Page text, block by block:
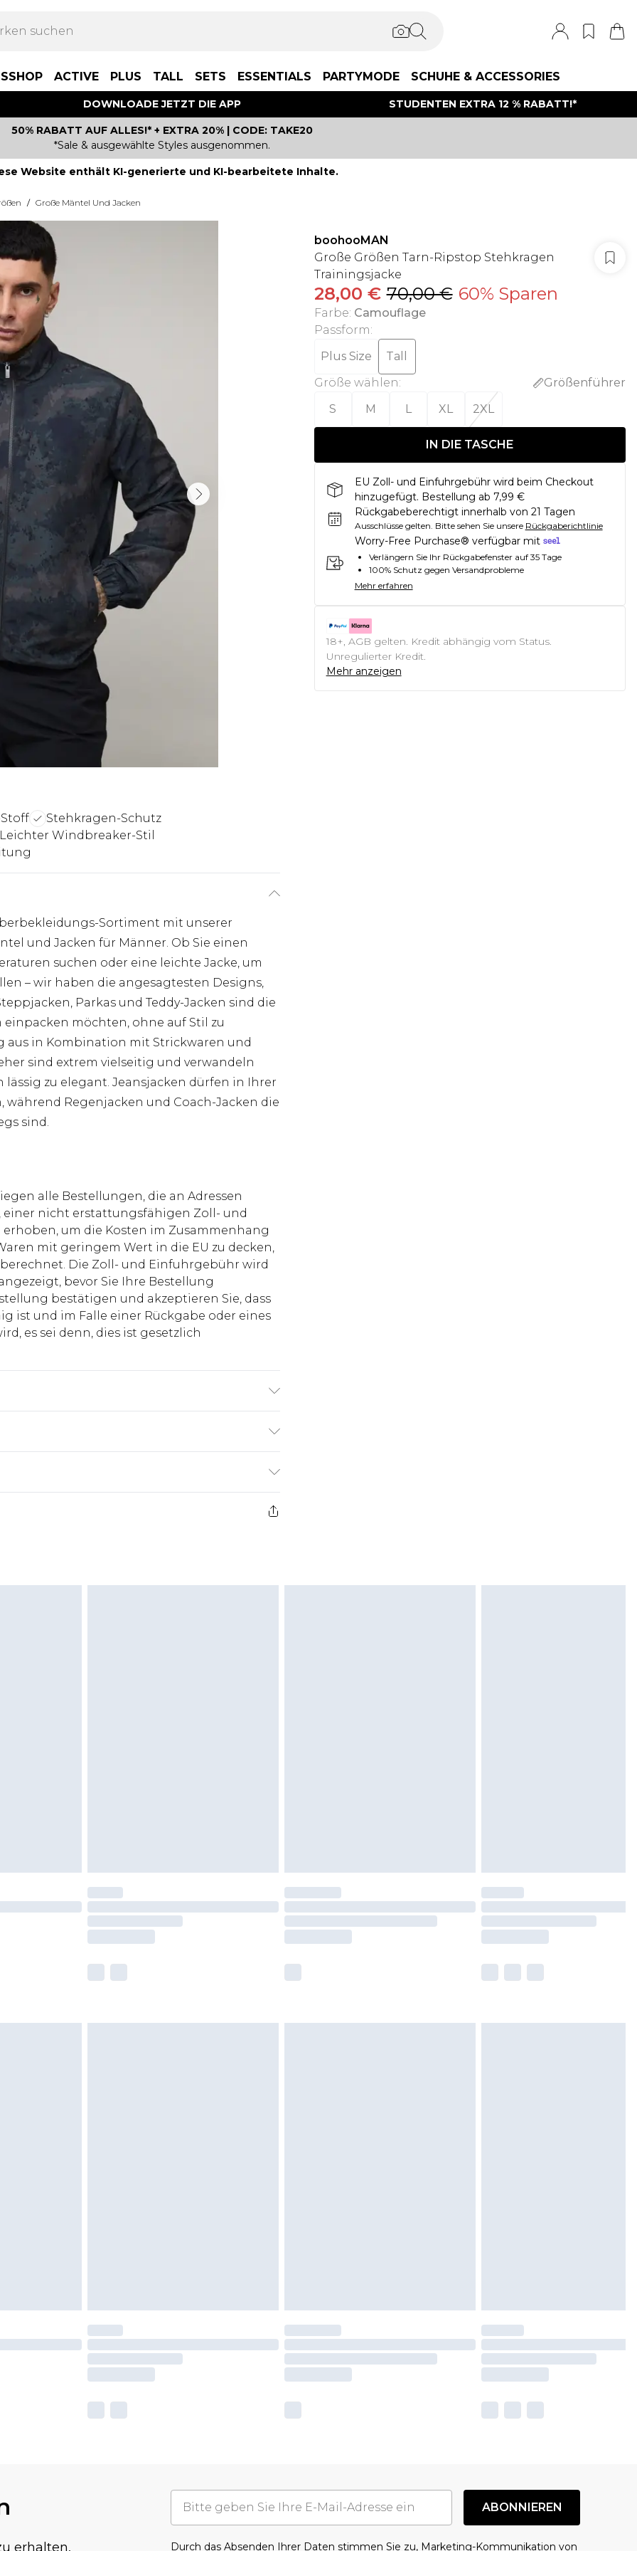
ACTIVE PLUS TALL SETS ESSENTIALS PARTYMODE SCHUHE & ACCESSORIES
DOWNLOADE JETZT DIE APP STUDENTEN EXTRA 12 % RABATT!*
50% RABATT AUF ALLES!* + EXTRA 20% | CODE: TAKE20
*Sale & ausgewählte Styles ausgenommen.
Website enthält KI-generierte und KI-bearbeitete Inhalte.
/ Große Mäntel Und Jacken
Stehkragen-Schutz
Leichter Windbreaker-Stil
Sortiment mit unserer
und Jacken für Männer. Ob Sie einen
suchen oder eine leichte Jacke, um
– wir haben die angesagtesten Designs,
Parkas und Teddy-Jacken sind die
einpacken möchten, ohne auf Stil zu
aus in Kombination mit Strickwaren und
sind extrem vielseitig und verwandeln
zu elegant. Jeansjacken dürfen in Ihrer
Regenjacken und Coach-Jacken die
sind.
alle Bestellungen, die an Adressen
nicht erstattungsfähigen Zoll- und
um die Kosten im Zusammenhang
mit geringem Wert in die EU zu decken,
Die Zoll- und Einfuhrgebühr wird
bevor Sie Ihre Bestellung
bestätigen und akzeptieren Sie, dass
ist und im Falle einer Rückgabe oder eines
es sei denn, dies ist gesetzlich
€7.99
€14.99
sowie Bademode oder
boohooMAN
Große Größen Tarn-Ripstop Stehkragen
Trainingsjacke
28,00 € 70,00 € 60% Sparen
Farbe: Camouflage
Passform:
Plus Size
Tall
Größe wählen:
Größenführer
S
M L XL 2XL
IN DIE TASCHE
EU Zoll- und Einfuhrgebühr wird beim Checkout
hinzugefügt. Bestellung ab 7,99 €
Rückgabeberechtigt innerhalb von 21 Tagen
Ausschlüsse gelten. Bitte sehen Sie unsere Rückgaberichtlinie
Worry-Free Purchase® verfügbar mit
Verlängern Sie Ihr Rückgabefenster auf 35 Tage
100% Schutz gegen Versandprobleme
Mehr erfahren
18+, AGB gelten. Kredit abhängig vom Status.
Unregulierter Kredit.
Mehr anzeigen
erhalten,
ABONNIEREN
Durch das Absenden Ihrer Daten stimmen Sie zu, Marketing-Kommunikation von